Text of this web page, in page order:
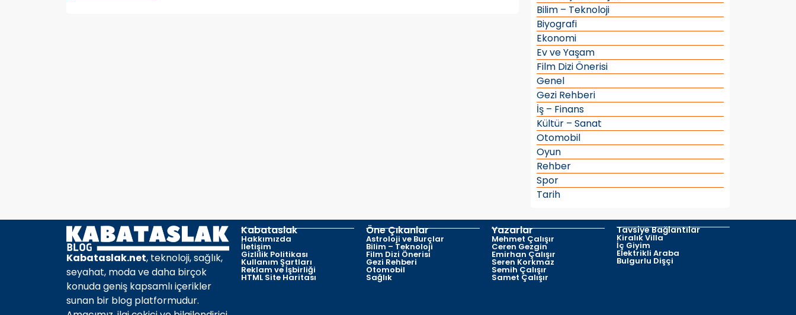
Bilim – Teknoloji
Biyografi
Ekonomi
Ev ve Yaşam
Film Dizi Önerisi
Genel
Gezi Rehberi
İş – Finans
Kültür – Sanat
Otomobil
Oyun
Rehber
Spor
Tarih
Kabataslak.net, teknoloji, sağlık,
seyahat, moda ve daha birçok
konuda geniş kapsamlı içerikler
sunan bir blog platformudur.
Kabataslak
Hakkımızda
İletişim
Gizlilik Politikası
Kullanım Şartları
Reklam ve İşbirliği
HTML Site Haritası
Öne Çıkanlar
Astroloji ve Burçlar
Bilim – Teknoloji
Film Dizi Önerisi
Gezi Rehberi
Otomobil
Sağlık
Yazarlar
Mehmet Çalışır
Ceren Gezgin
Emirhan Çalışır
Seren Korkmaz
Semih Çalışır
Samet Çalışır
Tavsiye Bağlantılar
Kiralık Villa
İç Giyim
Elektrikli Araba
Bulgurlu Dişçi